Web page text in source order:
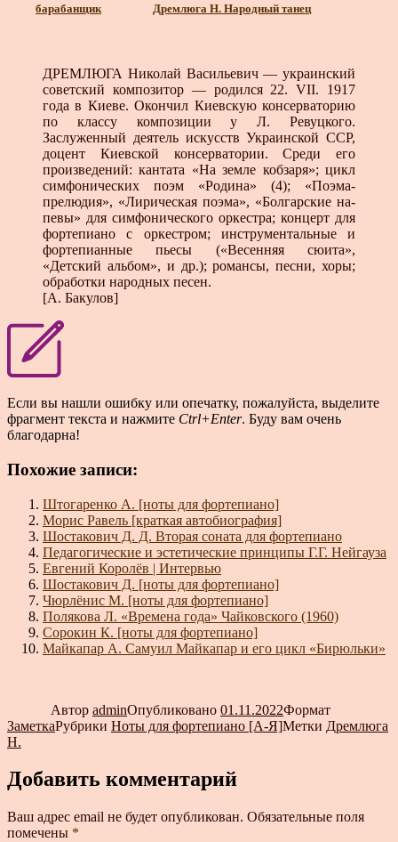
барабанщик Дремлюга Н. Народный танец
ДРЕМЛЮГА Николай Васильевич — украинский
совет­ский композитор — родился 22. VII. 1917
года в Киеве. Окон­чил Киевскую консерваторию
по классу композиции у Л. Ревуцкого.
Заслуженный деятель искусств Украинской ССР,
до­цент Киевской консерватории. Среди его
произведений: канта­та «На земле кобзаря»; цикл
симфонических поэм «Родина» (4); «Поэма-
прелюдия», «Лирическая поэма», «Болгарские на­
певы» для симфонического оркестра; концерт для
фортепи­ано с оркестром; инструментальные и
фортепианные пьесы («Весенняя сюита»,
«Детский альбом», и др.); романсы, песни, хоры;
обработки народных песен.
[А. Бакулов]
Если вы нашли ошибку или опечатку, пожалуйста, выделите
фрагмент текста и нажмите Ctrl+Enter. Буду вам очень
благодарна!
Похожие записи:
Штогаренко А. [ноты для фортепиано]
Морис Равель [краткая автобиография]
Шостакович Д. Д. Вторая соната для фортепиано
Педагогические и эстетические принципы Г.Г. Нейгауза
Евгений Королёв | Интервью
Шостакович Д. [ноты для фортепиано]
Чюрлёнис М. [ноты для фортепиано]
Полякова Л. «Времена года» Чайковского (1960)
Сорокин К. [ноты для фортепиано]
Майкапар А. Самуил Майкапар и его цикл «Бирюльки»
Автор adminОпубликовано 01.11.2022Формат
ЗаметкаРубрики Ноты для фортепиано [А-Я]Метки Дремлюга
Н.
Добавить комментарий
Ваш адрес email не будет опубликован. Обязательные поля
помечены *